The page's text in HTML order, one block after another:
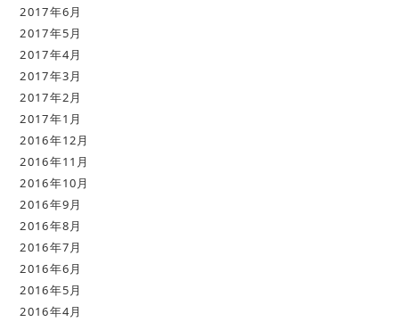
2017年6月
2017年5月
2017年4月
2017年3月
2017年2月
2017年1月
2016年12月
2016年11月
2016年10月
2016年9月
2016年8月
2016年7月
2016年6月
2016年5月
2016年4月